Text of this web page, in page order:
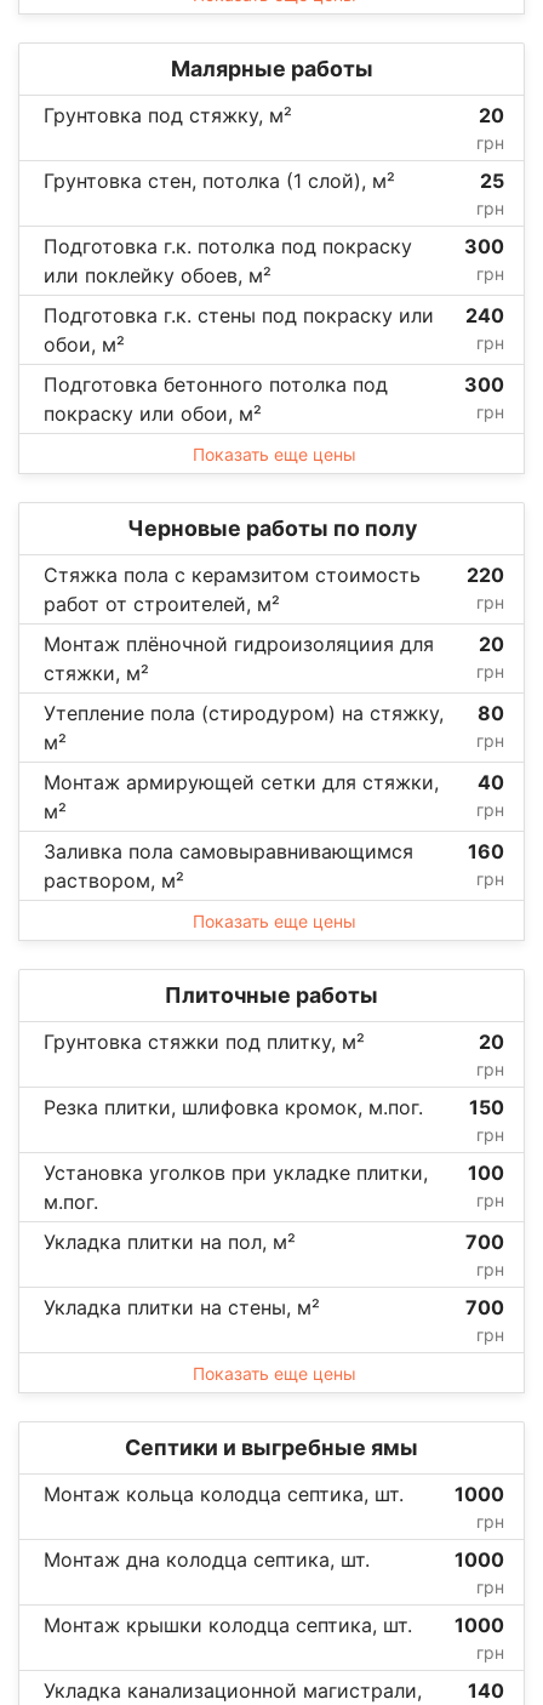
Малярные работы
Грунтовка под стяжку, м² 20
грн
Грунтовка стен, потолка (1 слой), м² 25
грн
Подготовка г.к. потолка под покраску
или поклейку обоев, м²
300
грн
Подготовка г.к. стены под покраску или
обои, м²
240
грн
Подготовка бетонного потолка под
покраску или обои, м²
300
грн
Показать еще цены
Черновые работы по полу
Стяжка пола с керамзитом стоимость
работ от строителей, м²
220
грн
Монтаж плёночной гидроизоляциия для
стяжки, м²
20
грн
Утепление пола (стиродуром) на стяжку,
м²
80
грн
Монтаж армирующей сетки для стяжки,
м²
40
грн
Заливка пола самовыравнивающимся
раствором, м²
160
грн
Показать еще цены
Плиточные работы
Грунтовка стяжки под плитку, м² 20
грн
Резка плитки, шлифовка кромок, м.пог. 150
грн
Установка уголков при укладке плитки,
м.пог.
100
грн
Укладка плитки на пол, м² 700
грн
Укладка плитки на стены, м² 700
грн
Показать еще цены
Септики и выгребные ямы
Монтаж кольца колодца септика, шт. 1000
грн
Монтаж дна колодца септика, шт. 1000
грн
Монтаж крышки колодца септика, шт. 1000
грн
Укладка канализационной магистрали,
140